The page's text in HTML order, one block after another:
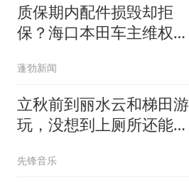
质保期内配件损毁却拒
保？海口本田车主维权遇
不予保修
蓬勃新闻
立秋前到丽水云和梯田游
玩，没想到上厕所还能看
透视玻璃吧
先锋音乐